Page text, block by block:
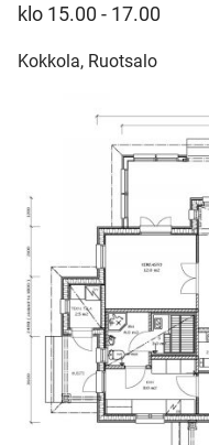
klo 15.00 - 17.00
Kokkola, Ruotsalo